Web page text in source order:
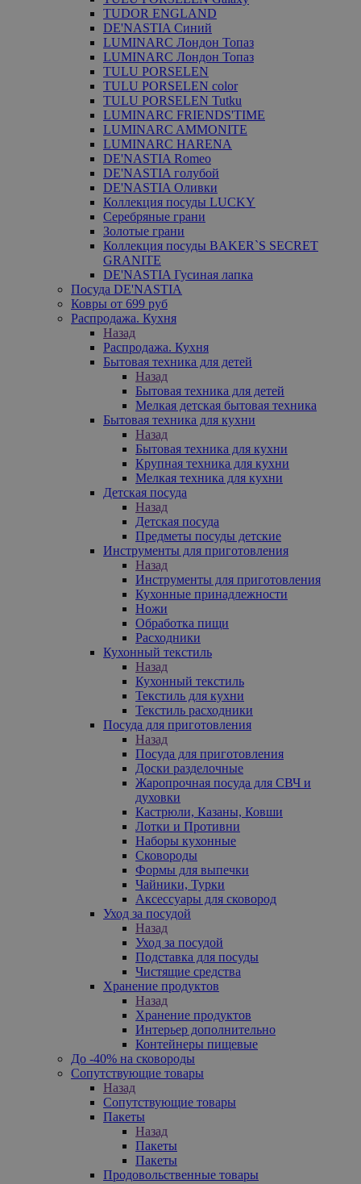
TUDOR ENGLAND
DE'NASTIA Синий
LUMINARC Лондон Топаз
LUMINARC Лондон Топаз
TULU PORSELEN
TULU PORSELEN color
TULU PORSELEN Tutku
LUMINARC FRIENDS'TIME
LUMINARC AMMONITE
LUMINARC HARENA
DE'NASTIA Romeo
DE'NASTIA голубой
DE'NASTIA Оливки
Коллекция посуды LUCKY
Серебряные грани
Золотые грани
Коллекция посуды BAKER`S SECRET
GRANITE
DE'NASTIA Гусиная лапка
Посуда DE'NASTIA
Ковры от 699 руб
Распродажа. Кухня
Назад
Распродажа. Кухня
Бытовая техника для детей
Назад
Бытовая техника для детей
Мелкая детская бытовая техника
Бытовая техника для кухни
Назад
Бытовая техника для кухни
Крупная техника для кухни
Мелкая техника для кухни
Детская посуда
Назад
Детская посуда
Предметы посуды детские
Инструменты для приготовления
Назад
Инструменты для приготовления
Кухонные принадлежности
Ножи
Обработка пищи
Расходники
Кухонный текстиль
Назад
Кухонный текстиль
Текстиль для кухни
Текстиль расходники
Посуда для приготовления
Назад
Посуда для приготовления
Доски разделочные
Жаропрочная посуда для СВЧ и
духовки
Кастрюли, Казаны, Ковши
Лотки и Противни
Наборы кухонные
Сковороды
Формы для выпечки
Чайники, Турки
Аксессуары для сковород
Уход за посудой
Назад
Уход за посудой
Подставка для посуды
Чистящие средства
Хранение продуктов
Назад
Хранение продуктов
Интерьер дополнительно
Контейнеры пищевые
До -40% на сковороды
Сопутствующие товары
Назад
Сопутствующие товары
Пакеты
Назад
Пакеты
Пакеты
Продовольственные товары